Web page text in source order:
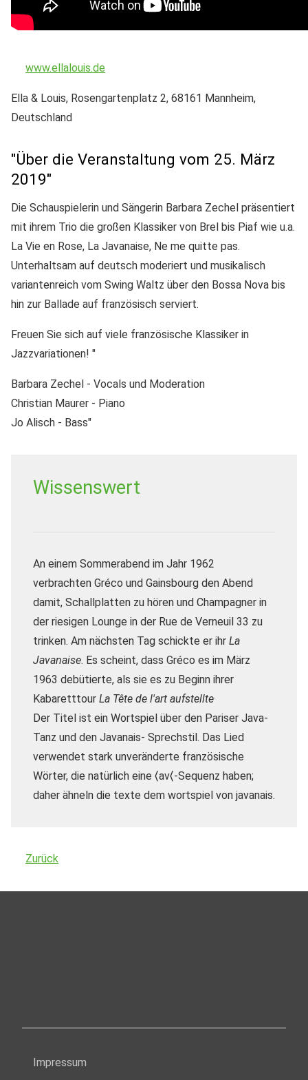
www.ellalouis.de
Ella & Louis, Rosengartenplatz 2, 68161 Mannheim,
Deutschland
"Über die Veranstaltung vom 25. März
2019"
Die Schauspielerin und Sängerin Barbara Zechel präsentiert
mit ihrem Trio die großen Klassiker von Brel bis Piaf wie u.a.
La Vie en Rose, La Javanaise, Ne me quitte pas.
Unterhaltsam auf deutsch moderiert und musikalisch
variantenreich vom Swing Waltz über den Bossa Nova bis
hin zur Ballade auf französisch serviert.
Freuen Sie sich auf viele französische Klassiker in
Jazzvariationen! "
Barbara Zechel - Vocals und Moderation
Christian Maurer - Piano
Jo Alisch - Bass"
Wissenswert
An einem Sommerabend im Jahr 1962
verbrachten Gréco und Gainsbourg den Abend
damit, Schallplatten zu hören und Champagner in
der riesigen Lounge in der Rue de Verneuil 33 zu
trinken. Am nächsten Tag schickte er ihr La
Javanaise. Es scheint, dass Gréco es im März
1963 debütierte, als sie es zu Beginn ihrer
Kabaretttour La Tête de l'art aufstellte.
Der Titel ist ein Wortspiel über den Pariser Java-
Tanz und den Javanais- Sprechstil. Das Lied
verwendet stark unveränderte französische
Wörter, die natürlich eine ⟨av⟨-Sequenz haben;
daher ähneln die texte dem wortspiel von javanais.
Zurück
Impressum